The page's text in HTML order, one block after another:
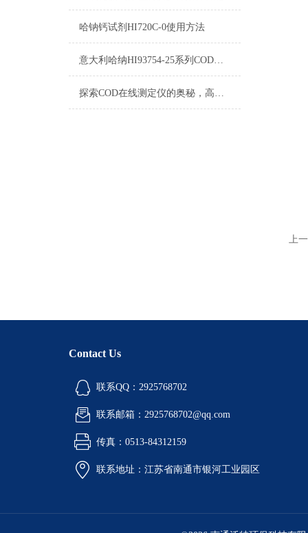
哈钠钙试剂HI720C-0使用方法
意大利哈纳HI93754-25系列COD试剂测量标准和量程
探索COD在线测定仪的奥秘，高效准确测量，为水处理提供有力支持！
上
Contact Us
联系QQ：2925768702
联系邮箱：2925768702@qq.com
传真：0513-84312159
联系地址：江苏省南通市银河工业园区